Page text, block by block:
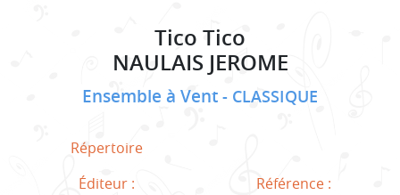
Tico Tico
NAULAIS JEROME
Ensemble à Vent CLASSIQUE
Répertoire
Éditeur :
Référence :